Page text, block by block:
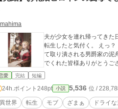
夫が少女を連れ帰ってきた
転生したと気付く。 えっ
て取り潰される男爵家の泥舟に一緒に乗る気はあ
愛 完結 短編
24h.ポイント 248pt 小説 5,536 位 /
異世界 転生 モブ ざまぁ ドライ